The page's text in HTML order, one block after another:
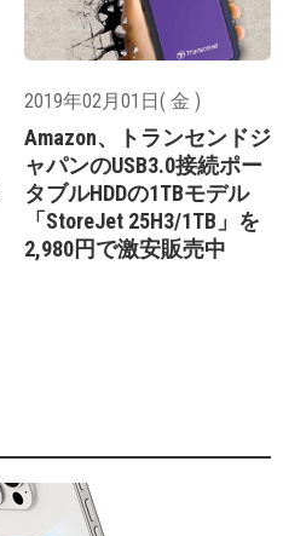
2019年02月01日( 金 )
Amazon、トランセンドジ
ャパンのUSB3.0接続ポー
タブルHDDの1TBモデル
「StoreJet 25H3/1TB」を
2,980円で激安販売中